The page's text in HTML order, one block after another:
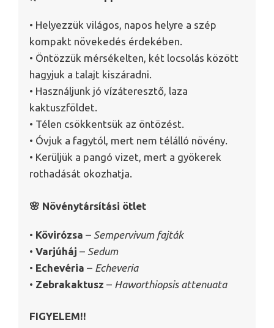
• Helyezzük világos, napos helyre a szép
kompakt növekedés érdekében.
• Öntözzük mérsékelten, két locsolás között
hagyjuk a talajt kiszáradni.
• Használjunk jó vízáteresztő, laza
kaktuszföldet.
• Télen csökkentsük az öntözést.
• Óvjuk a fagytól, mert nem télálló növény.
• Kerüljük a pangó vizet, mert a gyökerek
rothadását okozhatja.
🌸 Növénytársítási ötlet
• Kövirózsa – Sempervivum fajták
• Varjúháj – Sedum
• Echevéria – Echeveria
• Zebrakaktusz – Haworthiopsis attenuata
FIGYELEM!!